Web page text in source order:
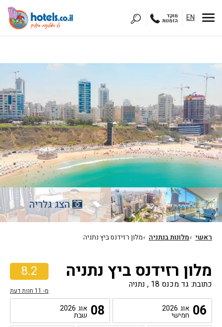
EN מוקד
הזמנות
הצג גלריה
ראשי ›מלונות בנתניה ›מלון רזידנס ביץ נתניה
8.2
מ- 11 חוות דעת
מלון רזידנס ביץ נתניה
כתובת: גד מכנס 18 , נתניה
06 אוג 2026
חמישי 08 אוג 2026
שבת